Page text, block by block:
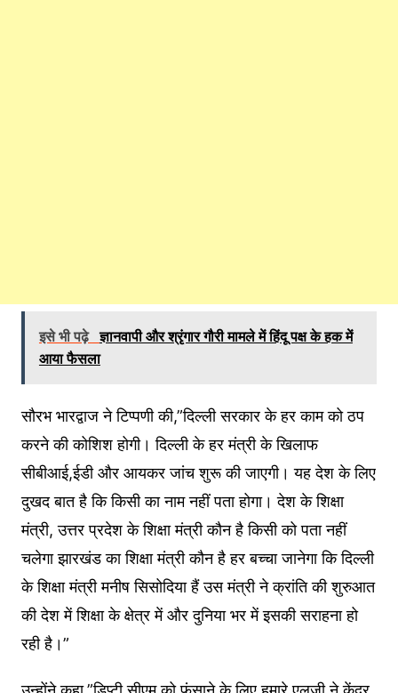
इसे भी पढ़े ज्ञानवापी और श्रृंगार गौरी मामले में हिंदू पक्ष के हक में
आया फैसला
सौरभ भारद्वाज ने टिप्पणी की,”दिल्ली सरकार के हर काम को ठप
करने की कोशिश होगी। दिल्ली के हर मंत्री के खिलाफ
सीबीआई,ईडी और आयकर जांच शुरू की जाएगी। यह देश के लिए
दुखद बात है कि किसी का नाम नहीं पता होगा। देश के शिक्षा
मंत्री, उत्तर प्रदेश के शिक्षा मंत्री कौन है किसी को पता नहीं
चलेगा झारखंड का शिक्षा मंत्री कौन है हर बच्चा जानेगा कि दिल्ली
के शिक्षा मंत्री मनीष सिसोदिया हैं उस मंत्री ने क्रांति की शुरुआत
की देश में शिक्षा के क्षेत्र में और दुनिया भर में इसकी सराहना हो
रही है।”